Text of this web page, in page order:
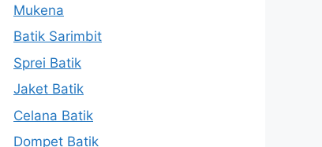
Mukena
Batik Sarimbit
Sprei Batik
Jaket Batik
Celana Batik
Dompet Batik